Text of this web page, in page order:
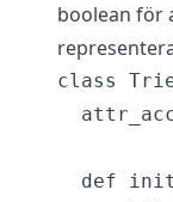
boolean för
class
def